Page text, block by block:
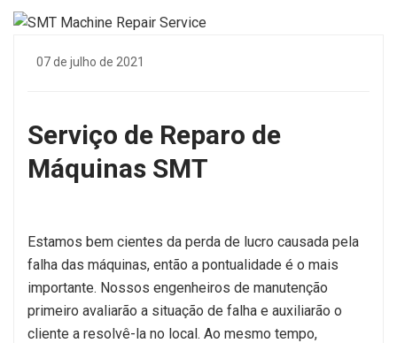
07 de julho de 2021
Serviço de Reparo de
Máquinas SMT
Estamos bem cientes da perda de lucro causada pela
falha das máquinas, então a pontualidade é o mais
importante. Nossos engenheiros de manutenção
primeiro avaliarão a situação de falha e auxiliarão o
cliente a resolvê-la no local. Ao mesmo tempo,